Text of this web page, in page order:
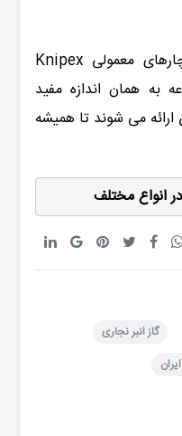
اگرچه آنها کمی با انبرها و آچارهای معمولی Knipex
به همان اندازه مفید
تعویض ارائه می شوند تا همیشه
انواع مختلف
گاز انبر نجاری